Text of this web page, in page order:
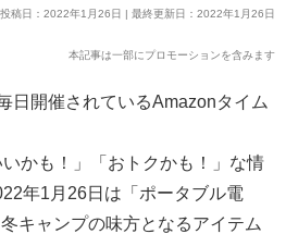
投稿日：2022年1月26日 | 最終更新日：2022年1月26日
本記事は一部にプロモーションを含みます
日開催されているAmazonタイム
かも！」「おトクかも！」な情
年1月26日は「ポータブル電
キャンプの味方となるアイテム